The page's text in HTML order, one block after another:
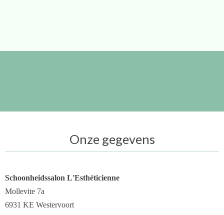
Onze gegevens
Schoonheidssalon L'Esthéticienne
Mollevite 7a
6931 KE Westervoort